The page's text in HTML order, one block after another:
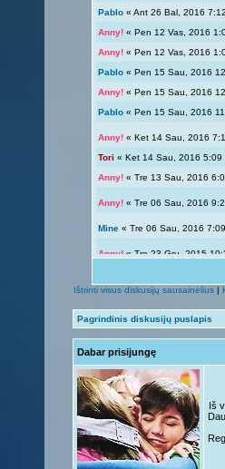
Pablo « Ant 26 Bal, 2016
Anny! « Pen 12 Vas, 2016
Anny! « Pen 12 Vas, 2016
Pablo « Pen 15 Sau, 2016
Anny! « Pen 15 Sau, 2016
Pablo « Pen 15 Sau, 2016
Anny! « Ket 14 Sau, 2016
Tori « Ket 14 Sau, 2016
Anny! « Tre 13 Sau, 2016
Anny! « Tre 06 Sau, 2016
Mine « Tre 06 Sau, 2016
Anny! « Tre 23 Gru, 2015
Anny!« Sek 13 Rgs, 2015
Giedryte.« Sek 13 Rgs,
Anny!« Pir 07 Rgs, 2015
Giedryte.« Pir 07 Rgs, 2015
Anny!« Pen 04 Rgs, 2015
Giedryte.« Pen 04 Rgs,
Ištrinti visus diskusijų sausainėlius |
Pagrindinis diskusijų puslapis
Dabar prisijungę
Iš